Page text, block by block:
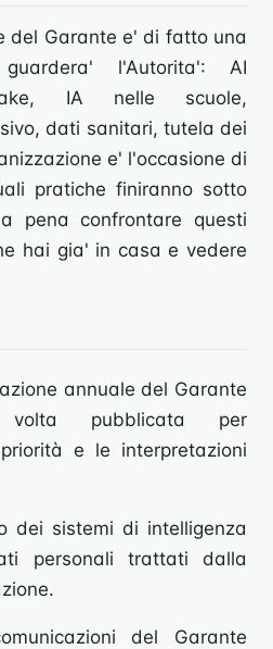
del Garante e' di fatto una
l'Autorita': AI
IA nelle scuole,
dati sanitari, tutela dei
e' l'occasione di
pratiche finiranno sotto
pena confrontare questi
hai gia' in casa e vedere
annuale del Garante
pubblicata per
e le interpretazioni
dei sistemi di intelligenza
personali trattati dalla
del Garante